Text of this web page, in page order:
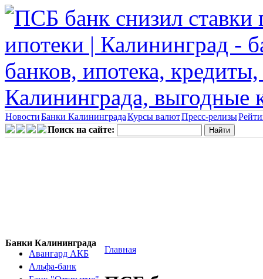
НовостиБанки КалининградаКурсы валютПресс-релизы
Поиск на сайте:
Банки Калининграда
Авангард АКБ
Альфа-банк
Главная